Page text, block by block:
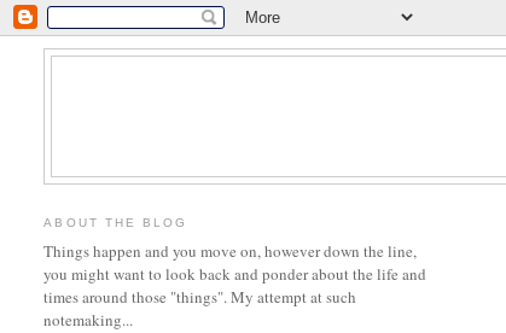
ABOUT THE BLOG
Things happen and you move on, however down the line,
you might want to look back and ponder about the life and
times around those "things". My attempt at such
notemaking...